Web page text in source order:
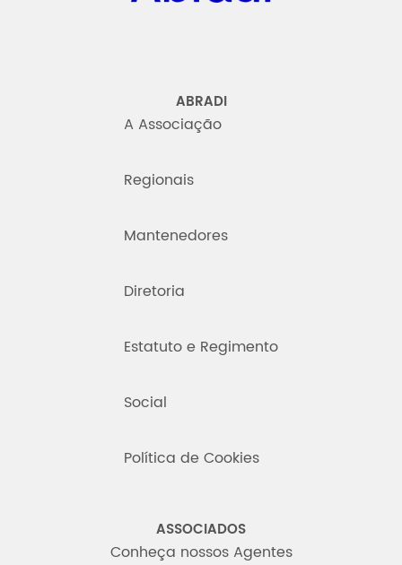
ABRADI
A Associação
Regionais
Mantenedores
Diretoria
Estatuto e Regimento
Social
Política de Cookies
ASSOCIADOS
Conheça nossos Agentes